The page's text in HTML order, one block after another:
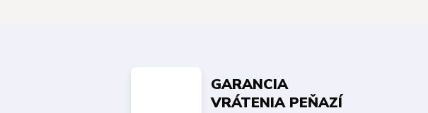
GARANCIA
VRÁTENIA PEŇAZÍ